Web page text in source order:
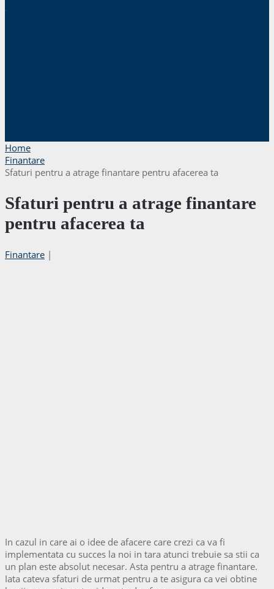
.
Home
Finantare
Sfaturi pentru a atrage finantare pentru afacerea ta
Sfaturi pentru a atrage finantare
pentru afacerea ta
Finantare |
In cazul in care ai o idee de afacere care crezi ca va fi
implementata cu succes la noi in tara atunci trebuie sa stii ca
un plan este absolut necesar. Asta pentru a atrage finantare.
Iata cateva sfaturi de urmat pentru a te asigura ca vei obtine